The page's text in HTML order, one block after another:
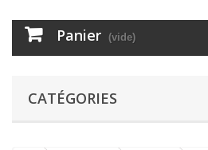
Panier (vide)
CATÉGORIES